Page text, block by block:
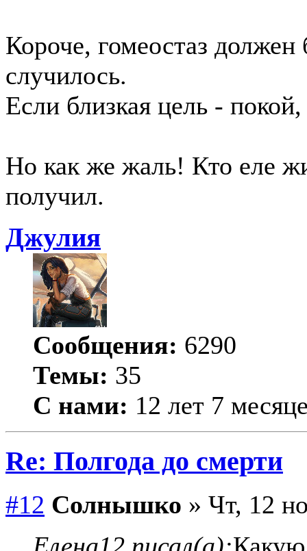
Короче, гомеостаз
случилось.
Если близкая цель -
Но как же жаль! Кто еле
получил.
Джулия
Сообщения: 6290
Темы: 35
С нами: 12 лет 7
Re: Полгода до смерти
#12 Солнышко » Чт, 12